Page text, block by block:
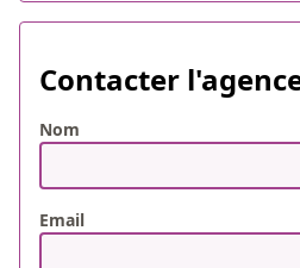
Contacter
Nom
Email